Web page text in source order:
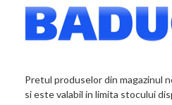
Pretul produselor din magazinul
si este valabil in limita stocului